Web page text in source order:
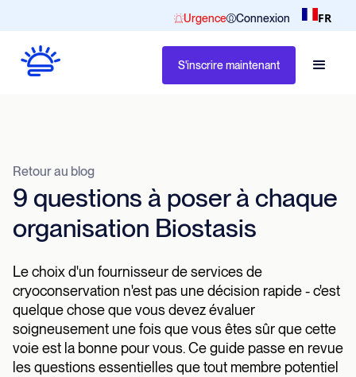
Urgence Connexion FR
S'inscrire maintenant
Retour au blog
9 questions à poser à chaque
organisation Biostasis
Le choix d'un fournisseur de services de
cryoconservation n'est pas une décision rapide - c'est
quelque chose que vous devez évaluer
soigneusement une fois que vous êtes sûr que cette
voie est la bonne pour vous. Ce guide passe en revue
les questions essentielles que tout membre potentiel